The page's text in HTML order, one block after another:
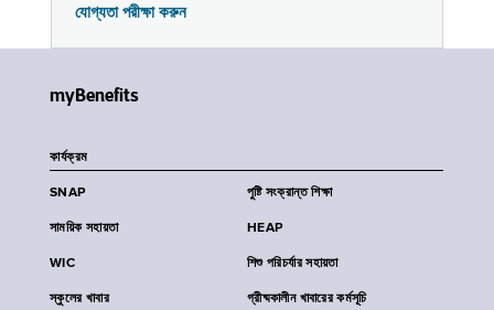
যোগ্যতা পরীক্ষা করুন
myBenefits
কার্যক্রম
SNAP পুষ্টি সংক্রান্ত শিক্ষা
সাময়িক সহায়তা HEAP
WIC শিশু পরিচর্যার সহায়তা
স্কুলের খাবার
গ্রীষ্মকালীন খাবারের কর্মসূচি